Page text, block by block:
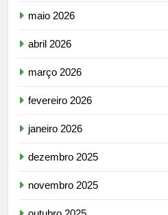
maio 2026
abril 2026
março 2026
fevereiro 2026
janeiro 2026
dezembro 2025
novembro 2025